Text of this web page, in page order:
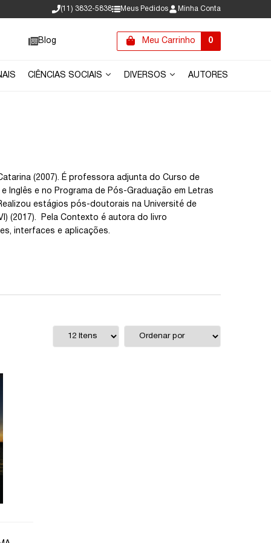
(11) 3832-5838 Meus Pedidos Minha Conta
Blog Meu Carrinho 0
CIÊNCIAS SOCIAIS DIVERSOS AUTORES
(2007). É professora adjunta do Curso de
Inglês e no Programa de Pós-Graduação em Letras
estágios pós-doutorais na Université de
(2017). Pela Contexto é autora do livro
interfaces e aplicações.